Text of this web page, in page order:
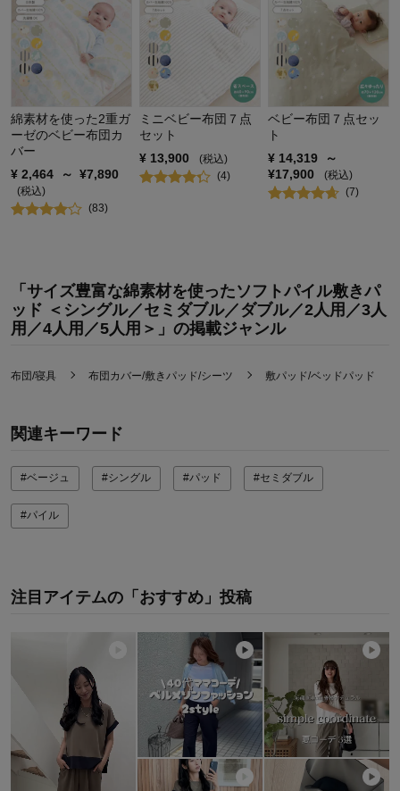
綿素材を使った2重ガ
ーゼのベビー布団カ
バー
¥ 2,464 ～ ¥7,890
(税込)
(83)
ミニベビー布団７点
セット
¥ 13,900
(税込)
(4)
ベビー布団７点セッ
ト
¥ 14,319
～
¥17,900
(税込)
(7)
「サイズ豊富な綿素材を使ったソフトパイル敷きパ
ッド ＜シングル／セミダブル／ダブル／2人用／3人
用／4人用／5人用＞」の掲載ジャンル
布団/寝具 布団カバー/敷きパッド/シーツ 敷パッド/ベッドパッド
関連キーワード
#ベージュ #シングル #パッド #セミダブル
#パイル
注目アイテムの「おすすめ」投稿